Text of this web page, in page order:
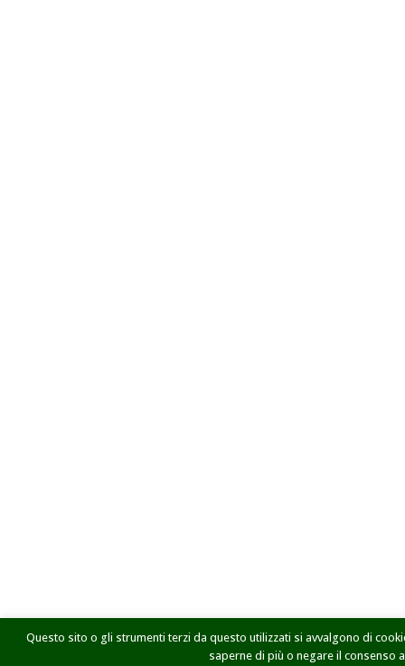
Questo sito o gli strumenti terzi da questo utilizzati si avvalgono di
saperne di più o negare il consenso